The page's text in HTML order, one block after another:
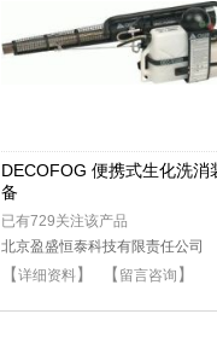
DECOFOG 便携式生化洗消
备
已有729关注该产品
北京盈盛恒泰科技有限责任公司
【详细资料】 【 留言咨询 】